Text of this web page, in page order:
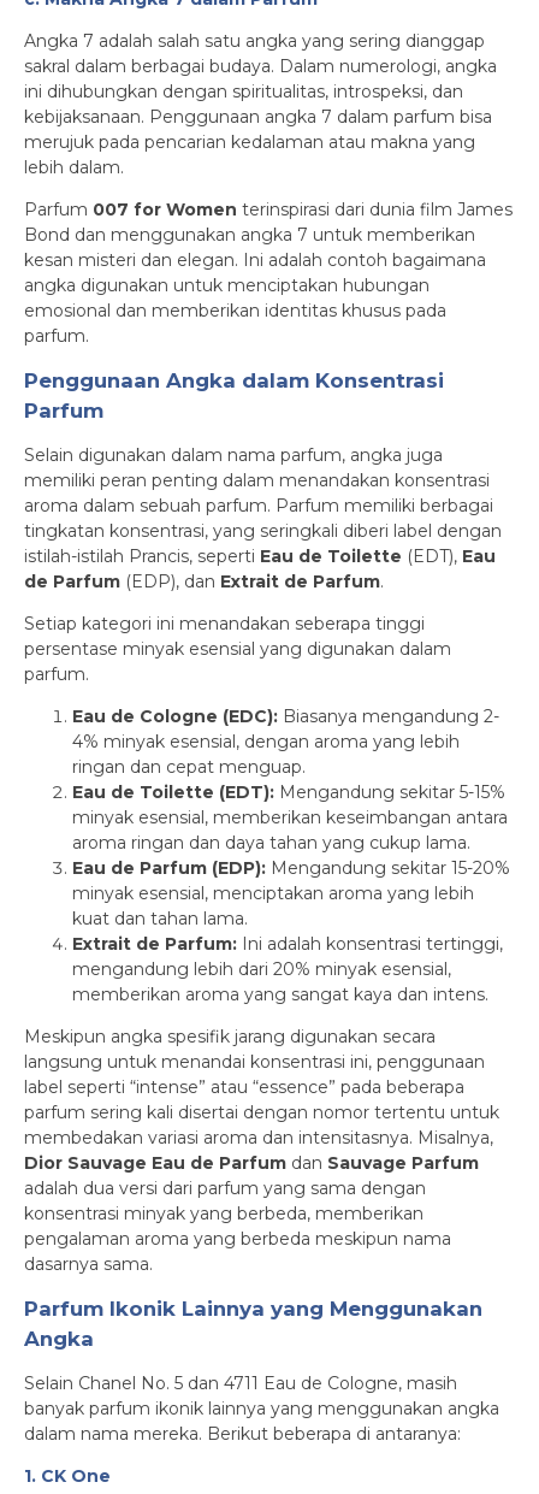
Angka 7 adalah salah satu angka yang sering dianggap
sakral dalam berbagai budaya. Dalam numerologi, angka
ini dihubungkan dengan spiritualitas, introspeksi, dan
kebijaksanaan. Penggunaan angka 7 dalam parfum bisa
merujuk pada pencarian kedalaman atau makna yang
lebih dalam.
Parfum 007 for Women terinspirasi dari dunia film James
Bond dan menggunakan angka 7 untuk memberikan
kesan misteri dan elegan. Ini adalah contoh bagaimana
angka digunakan untuk menciptakan hubungan
emosional dan memberikan identitas khusus pada
parfum.
Penggunaan Angka dalam Konsentrasi
Parfum
Selain digunakan dalam nama parfum, angka juga
memiliki peran penting dalam menandakan konsentrasi
aroma dalam sebuah parfum. Parfum memiliki berbagai
tingkatan konsentrasi, yang seringkali diberi label dengan
istilah-istilah Prancis, seperti Eau de Toilette (EDT), Eau
de Parfum (EDP), dan Extrait de Parfum.
Setiap kategori ini menandakan seberapa tinggi
persentase minyak esensial yang digunakan dalam
parfum.
Eau de Cologne (EDC): Biasanya mengandung 2-
4% minyak esensial, dengan aroma yang lebih
ringan dan cepat menguap.
Eau de Toilette (EDT): Mengandung sekitar 5-15%
minyak esensial, memberikan keseimbangan antara
aroma ringan dan daya tahan yang cukup lama.
Eau de Parfum (EDP): Mengandung sekitar 15-20%
minyak esensial, menciptakan aroma yang lebih
kuat dan tahan lama.
Extrait de Parfum: Ini adalah konsentrasi tertinggi,
mengandung lebih dari 20% minyak esensial,
memberikan aroma yang sangat kaya dan intens.
Meskipun angka spesifik jarang digunakan secara
langsung untuk menandai konsentrasi ini, penggunaan
label seperti “intense” atau “essence” pada beberapa
parfum sering kali disertai dengan nomor tertentu untuk
membedakan variasi aroma dan intensitasnya. Misalnya,
Dior Sauvage Eau de Parfum dan Sauvage Parfum
adalah dua versi dari parfum yang sama dengan
konsentrasi minyak yang berbeda, memberikan
pengalaman aroma yang berbeda meskipun nama
dasarnya sama.
Parfum Ikonik Lainnya yang Menggunakan
Angka
Selain Chanel No. 5 dan 4711 Eau de Cologne, masih
banyak parfum ikonik lainnya yang menggunakan angka
dalam nama mereka. Berikut beberapa di antaranya:
1. CK One